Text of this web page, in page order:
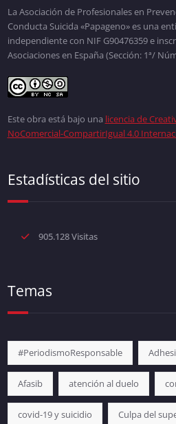
La Asociación de Profesionales en
Conducta Suicida «Papageno» es una
independiente con NIF G90476359 e
Asociaciones en España (Sección: 1ª/
Este obra está bajo una licencia de
NoComercial-CompartirIgual 4.0
Estadísticas del sitio
905.128 Visitas
Temas
#PeriodismoResponsable
Afasib atención al duelo
covid-19 y suicidio Culpa del